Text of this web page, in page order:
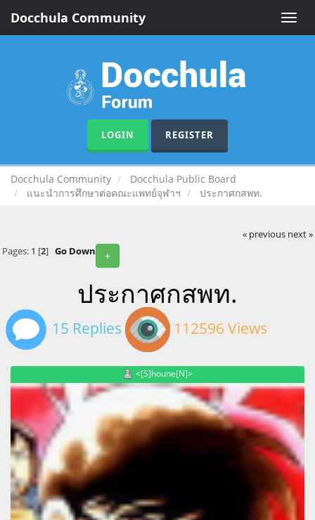
Toggle
Docchula Community
LOGIN REGISTER
Docchula Community
Docchula Public Board
แนะนำการศึกษาต่อคณะแพทย์จุฬาฯ
ประกาศกสพท.
« previous next »
+
Pages: 1 [2] Go Down
ประกาศกสพท.
15 Replies 112596 Views
<[S]houne[N]>